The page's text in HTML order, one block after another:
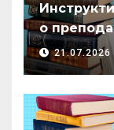
о
21.07.2026